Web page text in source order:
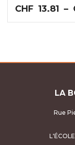
CHF 13.81 –
LA
Rue